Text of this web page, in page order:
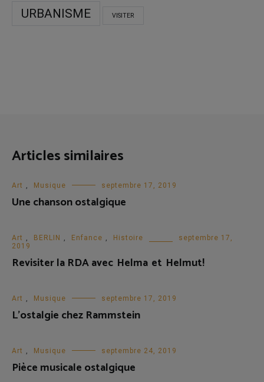
URBANISME VISITER
Articles similaires
Art , Musique septembre 17, 2019
Une chanson ostalgique
Art , BERLIN , Enfance , Histoire
septembre 17,
2019
Revisiter la RDA avec Helma et Helmut!
Art , Musique septembre 17, 2019
L’ostalgie chez Rammstein
Art , Musique septembre 24, 2019
Pièce musicale ostalgique